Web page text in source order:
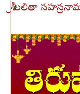
శ్రీ లలితా